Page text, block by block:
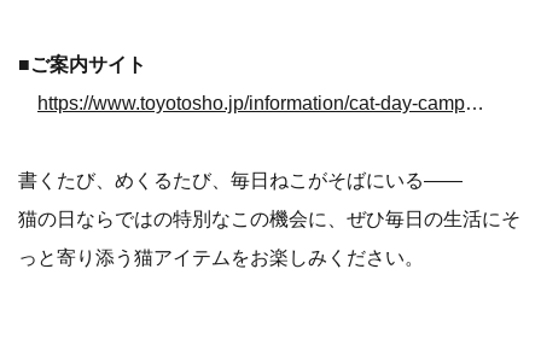
■ご案内サイト
https://www.toyotosho.jp/information/cat-day-campaign-2026/
書くたび、めくるたび、毎日ねこがそばにいる――
猫の日ならではの特別なこの機会に、ぜひ毎日の生活にそ
っと寄り添う猫アイテムをお楽しみください。